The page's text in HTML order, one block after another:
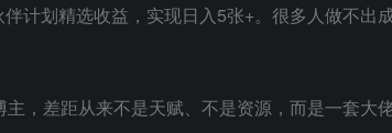
计划精选收益，实现日入5张+。很多人做不出
，差距从来不是天赋、不是资源，而是一套大